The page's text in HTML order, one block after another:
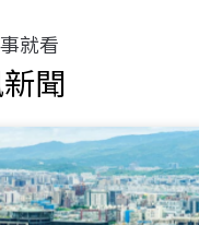
就看
聞